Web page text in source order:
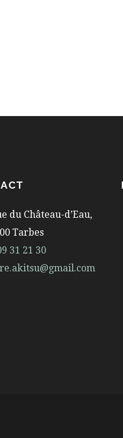
du Château-d’Eau,
Tarbes
31 21 30